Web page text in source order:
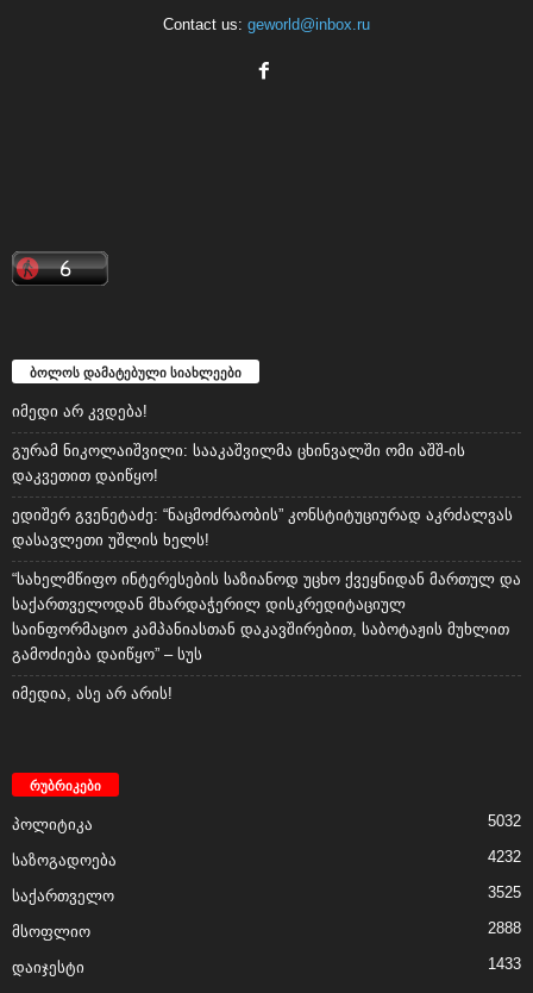
Contact us: geworld@inbox.ru
ბოლოს დამატებული სიახლეები
იმედი არ კვდება!
გურამ ნიკოლაიშვილი: სააკაშვილმა ცხინვალში ომი აშშ-ის
დაკვეთით დაიწყო!
ედიშერ გვენეტაძე: “ნაცმოძრაობის” კონსტიტუციურად აკრძალვას
დასავლეთი უშლის ხელს!
“სახელმწიფო ინტერესების საზიანოდ უცხო ქვეყნიდან მართულ და
საქართველოდან მხარდაჭერილ დისკრედიტაციულ
საინფორმაციო კამპანიასთან დაკავშირებით, საბოტაჟის მუხლით
გამოძიება დაიწყო” – სუს
იმედია, ასე არ არის!
რუბრიკები
პოლიტიკა 5032
საზოგადოება 4232
საქართველო 3525
მსოფლიო 2888
დაიჯესტი
1433